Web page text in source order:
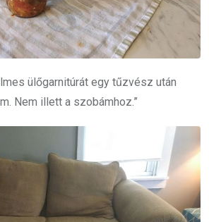
ülőgarnitúrát egy tűzvész után
Nem illett a szobámhoz.”